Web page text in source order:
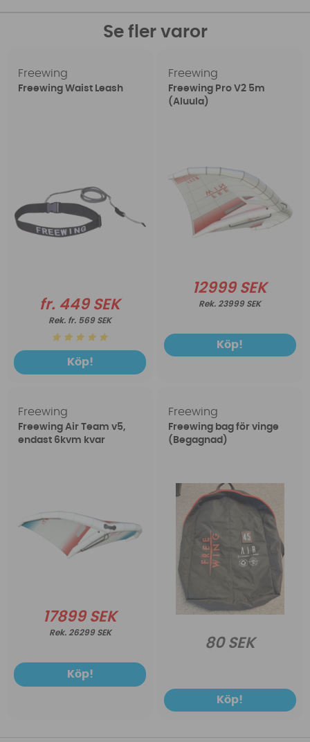
Se fler varor
Freewing
Freewing Waist Leash
fr. 449 SEK
fr. 569 SEK
Köp!
Freewing
Freewing Pro V2 5m
(Aluula)
12999 SEK
23999 SEK
Köp!
Freewing
Freewing Air Team v5,
endast 6kvm kvar
17899 SEK
26299 SEK
Köp!
Freewing
Freewing bag för vinge
(Begagnad)
80 SEK
Köp!